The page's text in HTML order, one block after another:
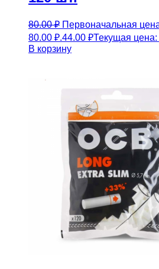
80.00₽ Первоначальная
80.00 ₽.44.00 ₽Текущая цена:
В корзину